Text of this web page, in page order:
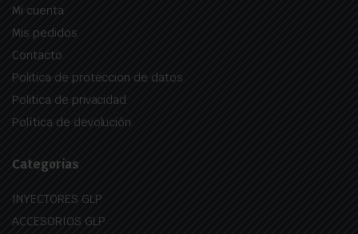
Mi cuenta
Mis pedidos
Contacto
Politica de proteccion de datos
Politica de privacidad
Política de devolución
Categorías
INYECTORES GLP
ACCESORIOS GLP